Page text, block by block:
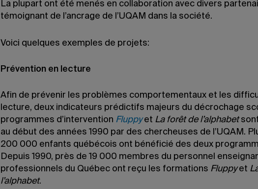
La plupart ont été menés en collaboration avec divers
témoignant de l’ancrage de l’UQAM dans la société.
Voici quelques exemples de projets:
Prévention en lecture
Afin de prévenir les problèmes comportementaux et les
lecture, deux indicateurs prédictifs majeurs du décrochage
programmes d’intervention Fluppyet La forêt de l’alphabet
au début des années 1990 par des chercheuses de l’UQAM.
200 000 enfants québécois ont bénéficié des deux
Depuis 1990, près de 19 000 membres du personnel
professionnels du Québec ont reçu les formations Fluppyet
l’alphabet.